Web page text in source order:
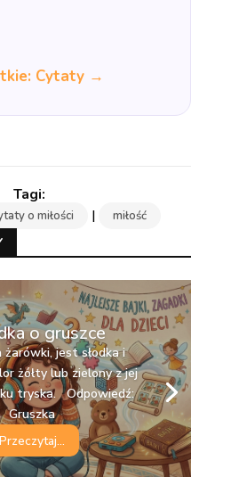
Cytaty →
o miłości | miłość
o gruszce
żarówki, jest słodka i
żółty lub zielony z jej
tryska. Odpowiedź:
Gruszka
Przeczytaj...